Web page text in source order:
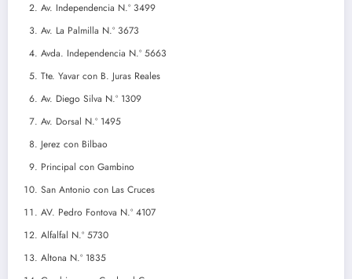
Av. Independencia N.º 3499
Av. La Palmilla N.º 3673
Avda. Independencia N.º 5663
Tte. Yavar con B. Juras Reales
Av. Diego Silva N.º 1309
Av. Dorsal N.º 1495
Jerez con Bilbao
Principal con Gambino
San Antonio con Las Cruces
AV. Pedro Fontova N.º 4107
Alfalfal N.º 5730
Altona N.º 1835